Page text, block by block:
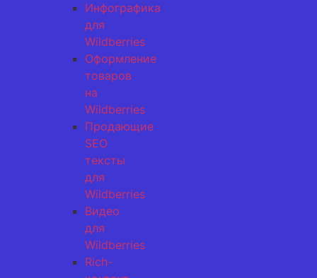
Инфографика
для
Wildberries
Оформление
товаров
на
Wildberries
Продающие
SEO
тексты
для
Wildberries
Видео
для
Wildberries
Rich-